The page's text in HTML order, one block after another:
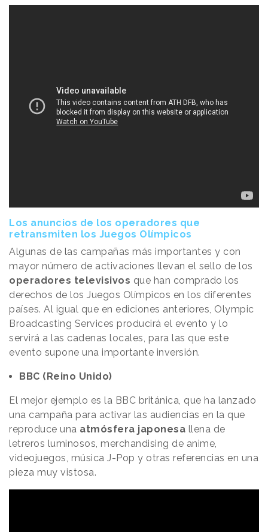
Los anuncios de los operadores que
retransmiten los Juegos Olímpicos
Algunas de las campañas más importantes y con
mayor número de activaciones llevan el sello de los
operadores televisivos que han comprado los
derechos de los Juegos Olímpicos en los diferentes
países. Al igual que en ediciones anteriores, Olympic
Broadcasting Services producirá el evento y lo
servirá a las cadenas locales, para las que este
evento supone una importante inversión.
BBC (Reino Unido)
El mejor ejemplo es la BBC británica, que ha lanzado
una campaña para activar las audiencias en la que
reproduce una atmósfera japonesa llena de
letreros luminosos, merchandising de anime,
videojuegos, música J-Pop y otras referencias en una
pieza muy vistosa.